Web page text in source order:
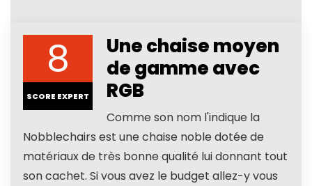
8
SCORE EXPERT
Une chaise moyen
de gamme avec
RGB
Comme son nom l'indique la
Nobblechairs est une chaise noble dotée de
matériaux de très bonne qualité lui donnant tout
son cachet. Si vous avez le budget allez-y vous